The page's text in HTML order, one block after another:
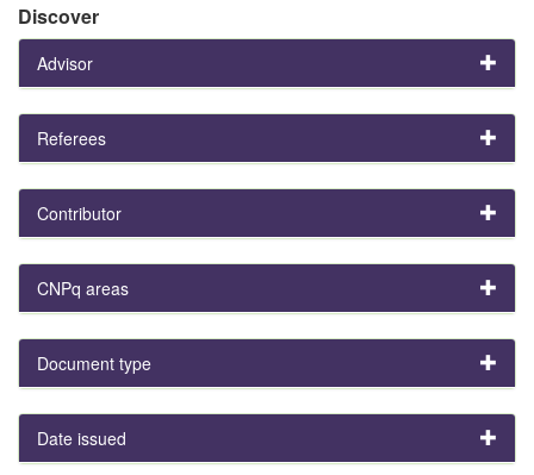
Discover
Advisor
Referees
Contributor
CNPq areas
Document type
Date issued